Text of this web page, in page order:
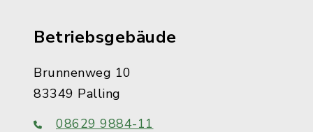
Betriebsgebäude
Brunnenweg 10
83349 Palling
08629 9884-11